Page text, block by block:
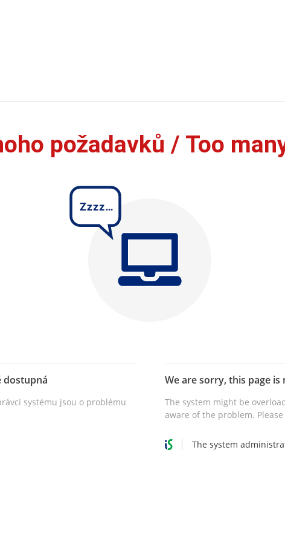
požadavků / Too
dostupná
systému jsou o problému
We are sorry, this page
The system might be
aware of the problem.
The system